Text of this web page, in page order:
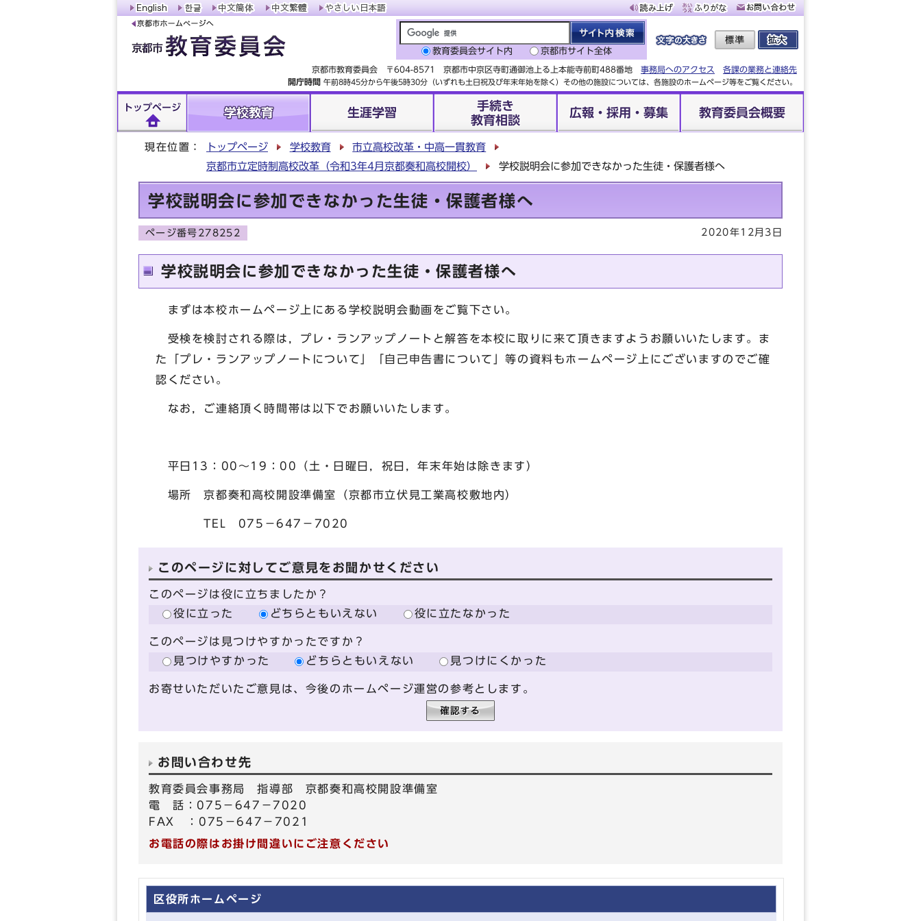
教育委員会サイト内 京都市サイト全体
京都市教育委員会 〒604-8571 京都市中京区寺町通御池上る上本能寺前町488番地 事務局へのアクセス
各課の業務と連絡先
開庁時間 午前8時45分から午後5時30分（いずれも土日祝及び年末年始を除く）その他の施設については、各施設のホームページ等をご覧ください。
トップページ 学校教育 生涯学習
手続き
教育相談
広報・採用・募集 教育委員会概要
現在位置： トップページ 学校教育
市立高校改革・中高一貫教育
京都市立定時制高校改革（令和3年4月京都奏和高校開校）
学校説明会に参加できなかった生徒・保護者様へ
学校説明会に参加できなかった生徒・保護者様へ
ページ番号278252 2020年12月3日
学校説明会に参加できなかった生徒・保護者様へ
まずは本校ホームページ上にある学校説明会動画をご覧下さい。
受検を検討される際は，プレ・ランアップノートと解答を本校に取りに来て頂きますようお願いいたします。ま
た「プレ・ランアップノートについて」「自己申告書について」等の資料もホームページ上にございますのでご確
認ください。
なお，ご連絡頂く時間帯は以下でお願いいたします。
平日13：00～19：00（土・日曜日，祝日，年末年始は除きます）
場所 京都奏和高校開設準備室（京都市立伏見工業高校敷地内）
TEL 075－647－7020
このページに対してご意見をお聞かせください
このページは役に立ちましたか？
役に立った
どちらともいえない 役に立たなかった
このページは見つけやすかったですか？
見つけやすかった
どちらともいえない 見つけにくかった
お寄せいただいたご意見は、今後のホームページ運営の参考とします。
お問い合わせ先
教育委員会事務局 指導部 京都奏和高校開設準備室
電 話：075－647－7020
FAX ：075－647－7021
お電話の際はお掛け間違いにご注意ください
区役所ホームページ